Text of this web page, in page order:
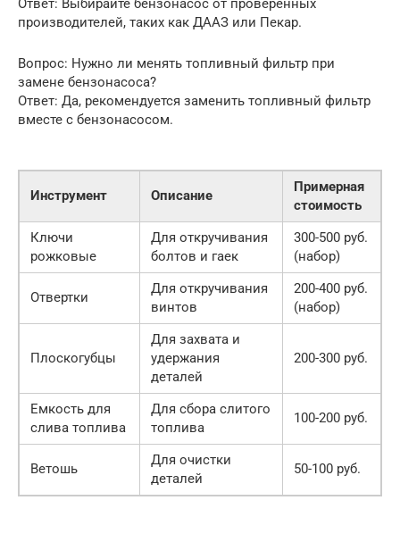
Ответ: Выбирайте бензонасос от проверенных
производителей, таких как ДААЗ или Пекар.
Вопрос: Нужно ли менять топливный фильтр при
замене бензонасоса?
Ответ: Да, рекомендуется заменить топливный фильтр
вместе с бензонасосом.
Инструмент Описание
Примерная
стоимость
Ключи
рожковые
Для откручивания
болтов и гаек
300-500 руб.
(набор)
Отвертки
Для откручивания
винтов
200-400 руб.
(набор)
Плоскогубцы
Для захвата и
удержания
деталей
200-300 руб.
Емкость для
слива топлива
Для сбора слитого
топлива
100-200 руб.
Ветошь
Для очистки
деталей
50-100 руб.